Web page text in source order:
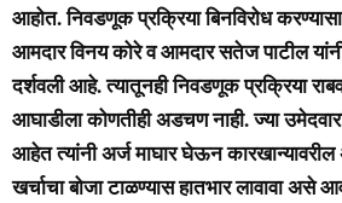
आहोत. निवडणूक प्रक्रिया बिनविरोध
आमदार विनय कोरे व आमदार सतेज पाटील
दर्शवली आहे. त्यातूनही निवडणूक प्रक्रिया
आघाडीला कोणतीही अडचण नाही. ज्या
आहेत त्यांनी अर्ज माघार घेऊन
खर्चाचा बोजा टाळण्यास हातभार लावावा असे